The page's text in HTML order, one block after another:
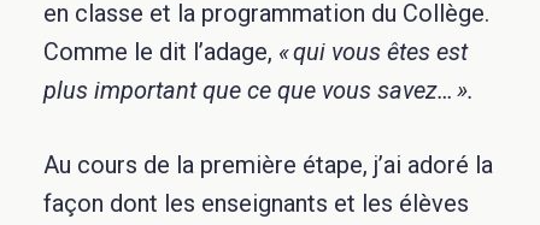
en classe et la programmation du Collège.
Comme le dit l’adage, « qui vous êtes est
plus important que ce que vous savez… ».
Au cours de la première étape, j’ai adoré la
façon dont les enseignants et les élèves